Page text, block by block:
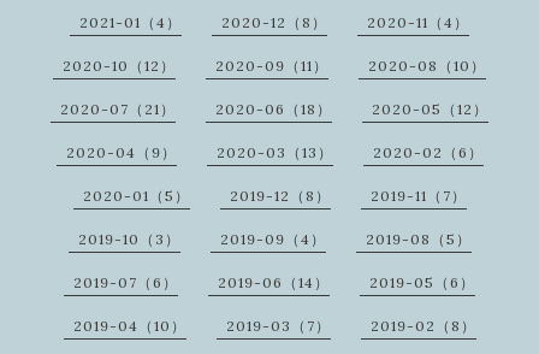
2021-01（4） 2020-12（8） 2020-11（4）
2020-10（12） 2020-09（11） 2020-08（10）
2020-07（21） 2020-06（18） 2020-05（12）
2020-04（9） 2020-03（13） 2020-02（6）
2020-01（5） 2019-12（8） 2019-11（7）
2019-10（3） 2019-09（4） 2019-08（5）
2019-07（6） 2019-06（14） 2019-05（6）
2019-04（10） 2019-03（7） 2019-02（8）